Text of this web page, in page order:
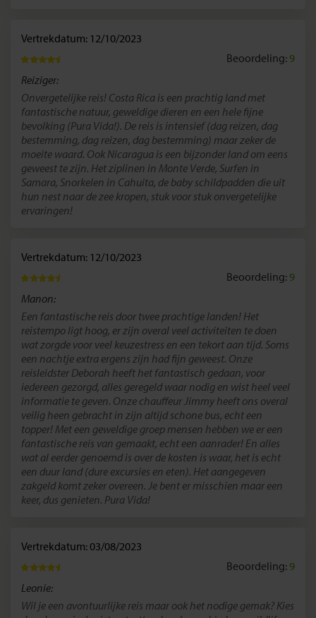
Vertrekdatum: 12/10/2023
Beoordeling: 9
Reiziger:
Onvergetelijke reis! Costa Rica is een prachtig land met
fantastische natuur, geweldige dieren en een hele fijne
bevolking (Pura Vida!). De reis is intensief (dag reizen, dag
bestemming, dag reizen, dag bestemming) maar zeker de
moeite waard. Ook Nicaragua is een bijzonder land om eens
geweest te zijn. Het ziplinen in Monte Verde, Surfen in
Samara, Snorkelen in Cahuita, de baby schildpadden die uit
hun nest naar de zee kropen, stuk voor stuk onvergetelijke
ervaringen!
Vertrekdatum: 12/10/2023
Beoordeling: 9
Manon:
Een fantastische reis door twee prachtige landen! Het
reistempo ligt hoog, er zijn overal veel activiteiten te doen
wat zorgde voor veel keuzestress en een tekort aan tijd. Soms
een nachtje extra ergens zijn had fijn geweest. Onze
reisleidster Deborah heeft het fantastisch gedaan, voor
iedereen gezorgd, alles geregeld waar nodig en wist heel veel
informatie te geven. Onze chauffeur Jimmy heeft ons overal
veilig heen gebracht in zijn altijd schone bus, echt een
topper! Met een geweldige groep mensen hebben we er een
fantastische reis van gemaakt, echt een aanrader! En alles
wat al eerder genoemd is over de kosten is waar, het is echt
een duur land (dure excursies en eten). Het aangegeven
zakgeld komt zeker overeen. Je bent er misschien maar een
keer, dus genieten. Pura Vida!
Vertrekdatum: 03/08/2023
Beoordeling: 9
Leonie:
Wil je een avontuurlijke reis maar ook het nodige gemak? Kies